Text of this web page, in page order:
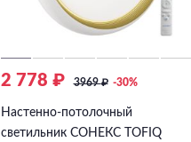
2 778 ₽ 3969₽ -30%
Настенно-потолочный
светильник СОНЕКС TOFIQ